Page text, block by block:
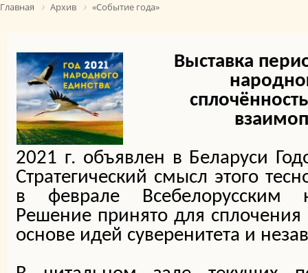
Главная Архив «Событие года»
Выставка
2021 г. объявлен в Беларуси
Стратегический смысл этого
в феврале Всебелорусским
Решение принято для сплочения
основе идей суверенитета и